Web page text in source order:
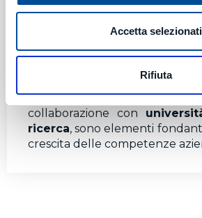
Accetta selezionati
Rifiuta
attiva ai progetti diricerca
tecnologica, insieme
collaborazione con
ricerca, sono elementi
crescita delle competenze